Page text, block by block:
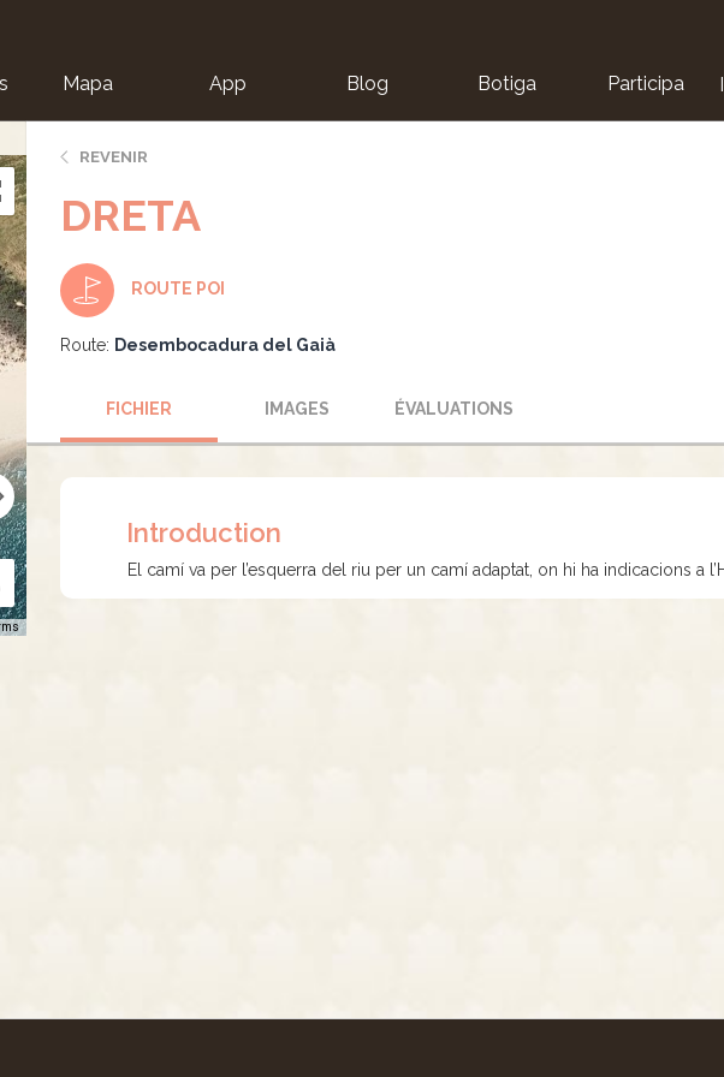
Mapa App Blog Botiga Participa
REVENIR
DRETA
ROUTE POI
Route: Desembocadura del Gaià
FICHIER IMAGES ÉVALUATIONS
Introduction
El camí va per l’esquerra del riu per un camí adaptat, on hi ha indicacions a